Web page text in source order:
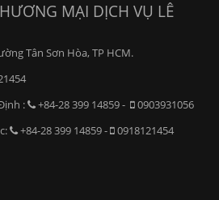
MẠI DỊCH VỤ LÊ
Tân Sơn Hòa, TP HCM.
:
+84-28 399 14859 -
0903931056
+84-28 399 14859 -
0918121454